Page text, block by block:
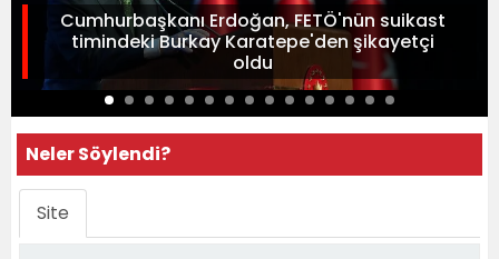
Cumhurbaşkanı Erdoğan, FETÖ'nün suikast
timindeki Burkay Karatepe'den şikayetçi
oldu
Neler Söylendi?
Site